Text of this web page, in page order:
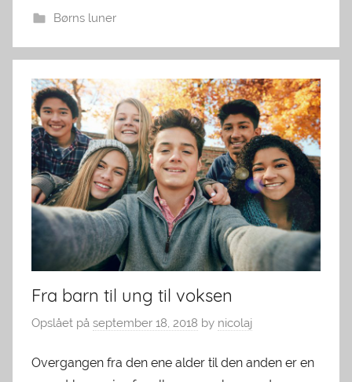
Børns luner
Fra barn til ung til voksen
Opslået på september 18, 2018 by nicolaj
Overgangen fra den ene alder til den anden er en